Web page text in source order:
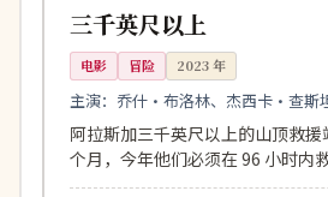
美国
三千英尺以上
电影 冒险 2023年
主演： 乔什·布洛林、杰西卡·查斯
阿拉斯加三千英尺以上的山顶救
个月，今年他们必须在 96 小时内
队。